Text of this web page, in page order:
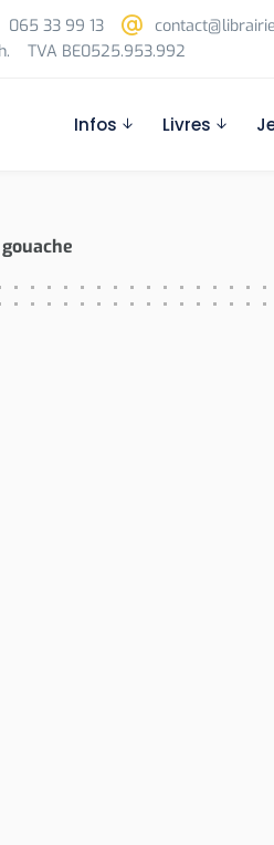
065 33 99 13
TVA BE0525.953.992
Infos Livres